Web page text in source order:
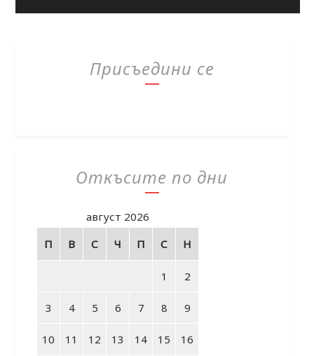
Присъедини се
Откъсите по дни
август 2026
П
В С Ч П С Н
1 2
3 4 5 6 7 8 9
10 11 12 13 14 15 16